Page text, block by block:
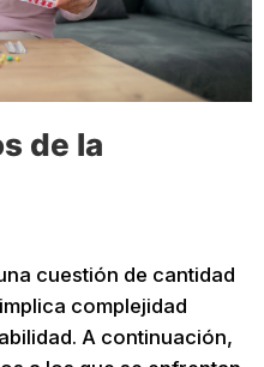
de la
cuestión de cantidad
complejidad
A continuación,